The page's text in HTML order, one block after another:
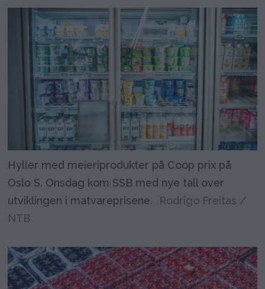
Hyller med meieriprodukter på Coop prix på
Oslo S. Onsdag kom SSB med nye tall over
utviklingen i matvareprisene.
Rodrigo Freitas /
NTB